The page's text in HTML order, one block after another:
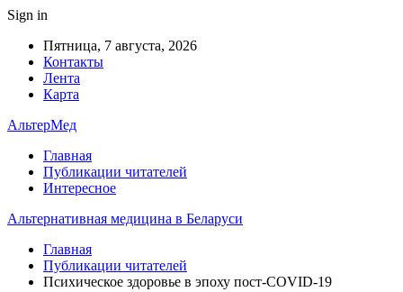
Sign in
Пятница, 7 августа, 2026
Контакты
Лента
Карта
АльтерМед
Главная
Публикации читателей
Интересное
Альтернативная медицина в Беларуси
Главная
Публикации читателей
Психическое здоровье в эпоху пост-COVID-19